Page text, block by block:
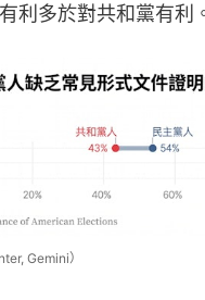
利多於對共和黨有利
Gemini）